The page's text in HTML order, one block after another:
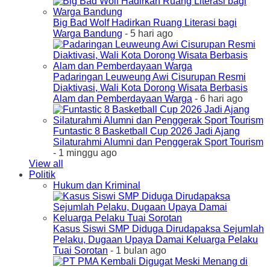
Big Bad Wolf Hadirkan Ruang Literasi bagi
Warga Bandung - 5 hari ago
Padaringan Leuweung Awi Cisurupan Resmi
Diaktivasi, Wali Kota Dorong Wisata Berbasis
Alam dan Pemberdayaan Warga - 6 hari ago
Funtastic 8 Basketball Cup 2026 Jadi Ajang
Silaturahmi Alumni dan Penggerak Sport Tourism
- 1 minggu ago
View all
Politik
Hukum dan Kriminal
Kasus Siswi SMP Diduga Dirudapaksa Sejumlah
Pelaku, Dugaan Upaya Damai Keluarga Pelaku
Tuai Sorotan - 1 bulan ago